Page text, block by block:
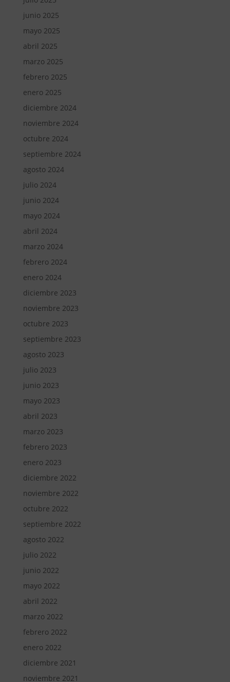
junio 2025
mayo 2025
abril 2025
marzo 2025
febrero 2025
enero 2025
diciembre 2024
noviembre 2024
octubre 2024
septiembre 2024
agosto 2024
julio 2024
junio 2024
mayo 2024
abril 2024
marzo 2024
febrero 2024
enero 2024
diciembre 2023
noviembre 2023
octubre 2023
septiembre 2023
agosto 2023
julio 2023
junio 2023
mayo 2023
abril 2023
marzo 2023
febrero 2023
enero 2023
diciembre 2022
noviembre 2022
octubre 2022
septiembre 2022
agosto 2022
julio 2022
junio 2022
mayo 2022
abril 2022
marzo 2022
febrero 2022
enero 2022
diciembre 2021
noviembre 2021